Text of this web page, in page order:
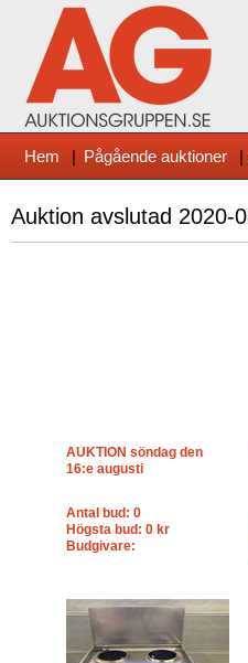
Hem | Pågående auktioner |
Auktion avslutad 2020-
AUKTION söndag den
16:e augusti
Antal bud: 0
Högsta bud: 0 kr
Budgivare: